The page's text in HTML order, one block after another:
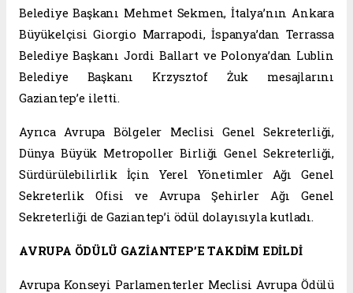
Belediye Başkanı Mehmet Sekmen, İtalya’nın Ankara
Büyükelçisi Giorgio Marrapodi, İspanya’dan Terrassa
Belediye Başkanı Jordi Ballart ve Polonya’dan Lublin
Belediye Başkanı Krzysztof Żuk mesajlarını
Gaziantep’e iletti.
Ayrıca Avrupa Bölgeler Meclisi Genel Sekreterliği,
Dünya Büyük Metropoller Birliği Genel Sekreterliği,
Sürdürülebilirlik İçin Yerel Yönetimler Ağı Genel
Sekreterlik Ofisi ve Avrupa Şehirler Ağı Genel
Sekreterliği de Gaziantep’i ödül dolayısıyla kutladı.
AVRUPA ÖDÜLÜ GAZİANTEP’E TAKDİM EDİLDİ
Avrupa Konseyi Parlamenterler Meclisi Avrupa Ödülü